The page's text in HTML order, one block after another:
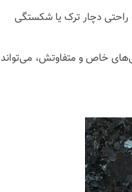
راحتی دچار ترک یا شکستگی
خاص و متفاوتش، می‌تواند